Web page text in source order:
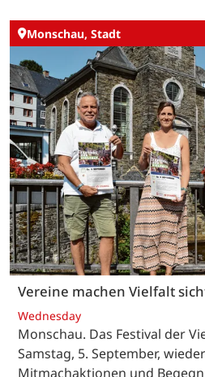
Monschau, Stadt
Vereine machen Vielfalt
Wednesday
Monschau. Das Festival der
Samstag, 5. September,
Mitmachaktionen und